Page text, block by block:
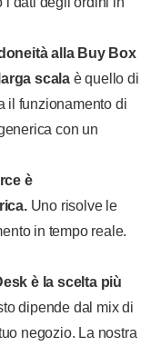
alla Buy Box
scala è quello di
il funzionamento di
con un
è
Uno risolve le
in tempo reale.
è la scelta più
dipende dal mix di
negozio. La nostra